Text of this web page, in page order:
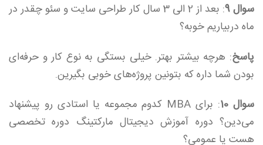
سوال 9
: بعد از 2 الی 3 سال کار طراحی سایت و سئو چقدر در
ماه دربیاریم خوبه؟
پاسخ: هرچه بیشتر بهتر. خیلی بستگی به نوع کار و حرفه‌ای
بودن شما داره که بتونین پروژه‌های خوبی بگیرین.
سوال 10
: برای MBA کدوم مجموعه یا استادی رو پیشنهاد
می‌دین؟ دوره آموزش دیجیتال مارکتینگ دوره تخصصی
هست یا عمومی؟